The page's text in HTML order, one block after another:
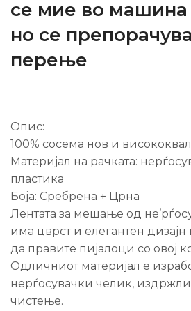
се мие во машина
но се
перење
Опис:
100% сосема нов и
Материјал на рачката:
пластика
Боја: Сребрена + Црна
Лентата за мешање од
има цврст и елегантен дизајн
да правите пијалоци со овој
Одличниот материјал е
нерѓосувачки челик,
чистење.